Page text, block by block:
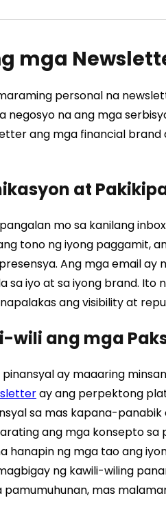
mga
personal na
negosyo na ang mga
ang mga financial brand
at
mo sa kanilang
tono ng iyong paggamit,
Ang mga email
sa iyo at sa iyong brand. Ito
ang visibility at
wili ang mga
ay maaaring
ay ang perpektong
sa mas kapana-
ang mga konsepto sa
hanapin ng mga tao ang
ng kawili-wiling
mas